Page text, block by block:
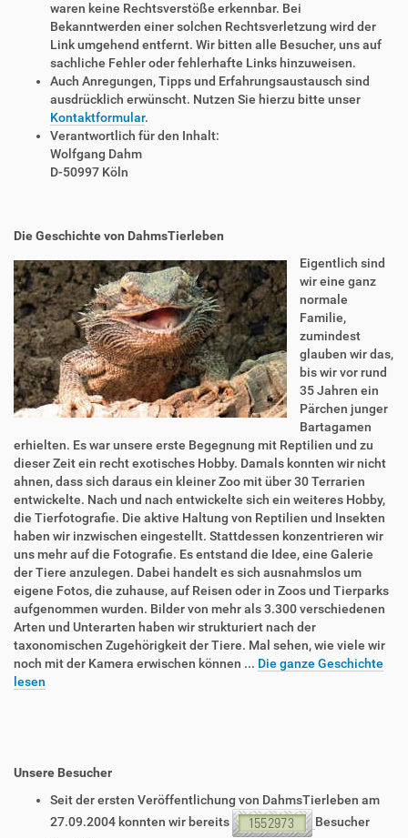
waren keine Rechtsverstöße erkennbar. Bei
Bekanntwerden einer solchen Rechtsverletzung wird der
Link umgehend entfernt. Wir bitten alle Besucher, uns auf
sachliche Fehler oder fehlerhafte Links hinzuweisen.
Auch Anregungen, Tipps und Erfahrungsaustausch sind
ausdrücklich erwünscht. Nutzen Sie hierzu bitte unser
Kontaktformular.
Verantwortlich für den Inhalt:
Wolfgang Dahm
D-50997 Köln
Die Geschichte von DahmsTierleben
Eigentlich sind
wir eine ganz
normale
Familie,
zumindest
glauben wir das,
bis wir vor rund
35 Jahren ein
Pärchen junger
Bartagamen
erhielten. Es war unsere erste Begegnung mit Reptilien und zu
dieser Zeit ein recht exotisches Hobby. Damals konnten wir nicht
ahnen, dass sich daraus ein kleiner Zoo mit über 30 Terrarien
entwickelte. Nach und nach entwickelte sich ein weiteres Hobby,
die Tierfotografie. Die aktive Haltung von Reptilien und Insekten
haben wir inzwischen eingestellt. Stattdessen konzentrieren wir
uns mehr auf die Fotografie. Es entstand die Idee, eine Galerie
der Tiere anzulegen. Dabei handelt es sich ausnahmslos um
eigene Fotos, die zuhause, auf Reisen oder in Zoos und Tierparks
aufgenommen wurden. Bilder von mehr als 3.300 verschiedenen
Arten und Unterarten haben wir strukturiert nach der
taxonomischen Zugehörigkeit der Tiere. Mal sehen, wie viele wir
noch mit der Kamera erwischen können ... Die ganze Geschichte
lesen
Unsere Besucher
Seit der ersten Veröffentlichung von DahmsTierleben am
27.09.2004 konnten wir bereits
Besucher